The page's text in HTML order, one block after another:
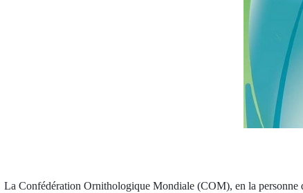
La Confédération Ornithologique Mondiale (COM), en la personne